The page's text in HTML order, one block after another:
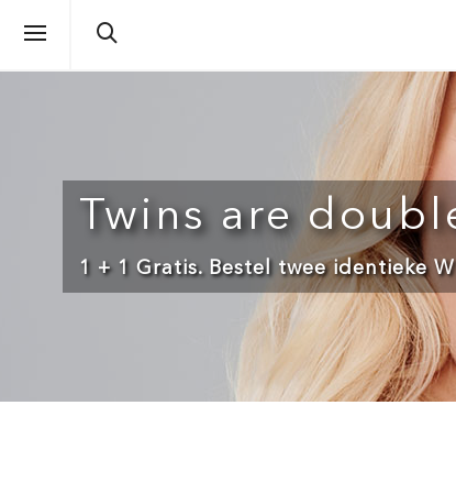
Twins are
1 + 1 Gratis. Bestel twee identieke